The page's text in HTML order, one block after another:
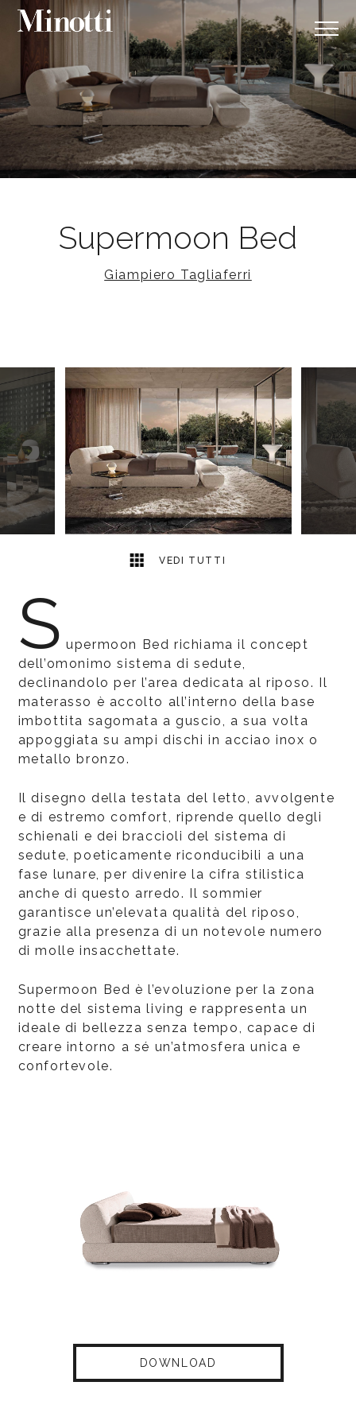
Supermoon Bed
Giampiero Tagliaferri
VEDI TUTTI
5 2
S upermoon Bed richiama il concept
dell’omonimo sistema di sedute,
declinandolo per l’area dedicata al riposo. Il
materasso è accolto all’interno della base
imbottita sagomata a guscio, a sua volta
appoggiata su ampi dischi in acciao inox o
metallo bronzo.
Il disegno della testata del letto, avvolgente
e di estremo comfort, riprende quello degli
schienali e dei braccioli del sistema di
sedute, poeticamente riconducibili a una
fase lunare, per divenire la cifra stilistica
anche di questo arredo. Il sommier
garantisce un’elevata qualità del riposo,
grazie alla presenza di un notevole numero
di molle insacchettate.
Supermoon Bed è l’evoluzione per la zona
notte del sistema living e rappresenta un
ideale di bellezza senza tempo, capace di
creare intorno a sé un’atmosfera unica e
confortevole.
DOWNLOAD